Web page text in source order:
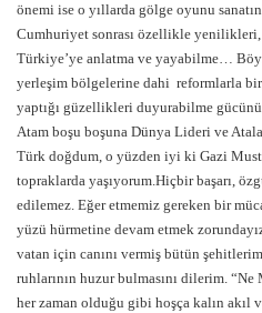
önemi ise o yıllarda gölge oyunu
Cumhuriyet sonrası özellikle
Türkiye’ye anlatma ve yayabilme…
yerleşim bölgelerine dahi reformlarla
yaptığı güzellikleri duyurabilme
Atam boşu boşuna Dünya Lideri ve
Türk doğdum, o yüzden iyi ki Gazi
topraklarda yaşıyorum.Hiçbir başarı,
edilemez. Eğer etmemiz gereken bir
yüzü hürmetine devam etmek
vatan için canını vermiş bütün
ruhlarının huzur bulmasını dilerim.
her zaman olduğu gibi hoşça kalın akıl